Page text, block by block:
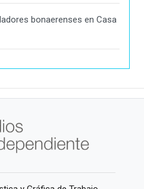
bonaerenses en Casa